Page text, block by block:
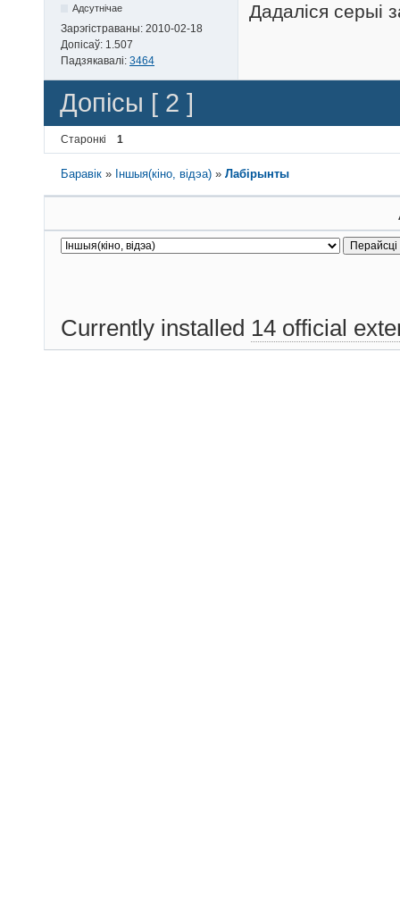
Адсутнічае
Зарэгістраваны: 2010-02-18
Допісаў: 1.507
Падзякавалі: 3464
Дадаліся серыі
Допісы [ 2 ]
Старонкі 1
Баравік » Іншыя(кіно, відэа) »Лабірынты
Currently installed 14 official